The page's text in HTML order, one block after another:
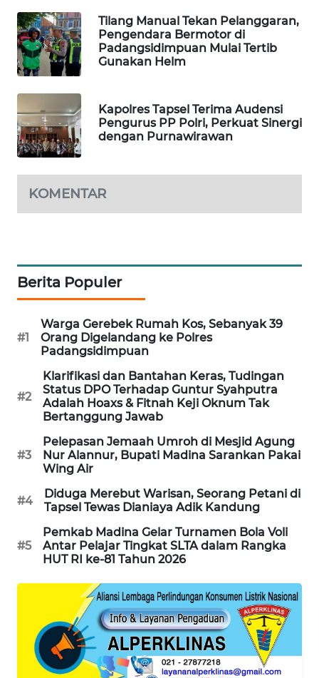
Tilang Manual Tekan Pelanggaran,
Pengendara Bermotor di
Padangsidimpuan Mulai Tertib
Gunakan Helm
Kapolres Tapsel Terima Audensi
Pengurus PP Polri, Perkuat Sinergi
dengan Purnawirawan
KOMENTAR
Berita Populer
#1
Warga Gerebek Rumah Kos, Sebanyak 39
Orang Digelandang ke Polres
Padangsidimpuan
#2
Klarifikasi dan Bantahan Keras, Tudingan
Status DPO Terhadap Guntur Syahputra
Adalah Hoaxs & Fitnah Keji Oknum Tak
Bertanggung Jawab
#3
Pelepasan Jemaah Umroh di Mesjid Agung
Nur Alannur, Bupati Madina Sarankan Pakai
Wing Air
#4
Diduga Merebut Warisan, Seorang Petani di
Tapsel Tewas Dianiaya Adik Kandung
#5
Pemkab Madina Gelar Turnamen Bola Voli
Antar Pelajar Tingkat SLTA dalam Rangka
HUT RI ke-81 Tahun 2026
SIBARAGAS
NEWS
SIANTAR
NEWS
NEWS
NEWS
KRT
NEWS
KARING
NEWS
JURNAL
MARITIM
HUMBANG
NEWS
GARONGGANG
NEWS
FISUELRI
ID
ENERGI
NEWS
CILEUNGSI